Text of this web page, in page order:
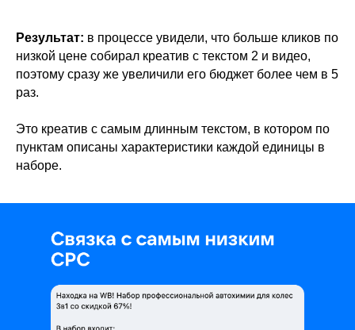
Результат: в процессе увидели, что больше кликов по
низкой цене собирал креатив с текстом 2 и видео,
поэтому сразу же увеличили его бюджет более чем в 5
раз.
Это креатив с самым длинным текстом, в котором по
пунктам описаны характеристики каждой единицы в
наборе.